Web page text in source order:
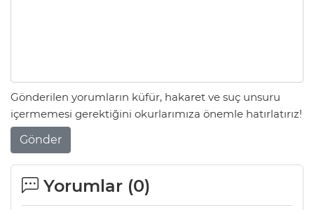
Gönderilen yorumların küfür, hakaret ve suç unsuru
içermemesi gerektiğini okurlarımıza önemle hatırlatırız!
Gönder
Yorumlar (0)